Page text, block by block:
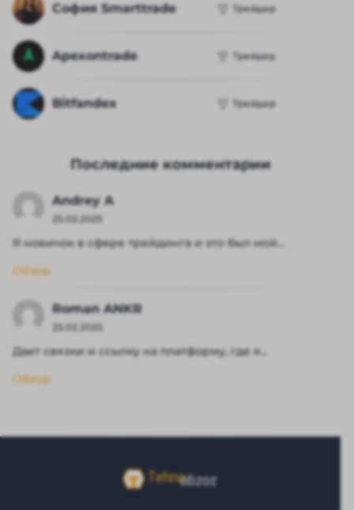
София Smarttrade Трейдер
Apexontrade Трейдер
Bitfandex Трейдер
Последние комментарии
Andrey A
25.02.2025
Я новичок в сфере трейдинга и это был мой...
Обзор
Roman ANKR
25.02.2025
Дает связки и ссылку на платформу, где я...
Обзор